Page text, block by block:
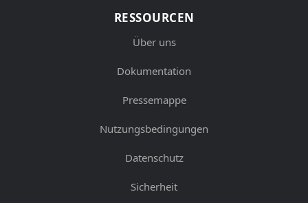
RESSOURCEN
Über uns
Dokumentation
Pressemappe
Nutzungsbedingungen
Datenschutz
Sicherheit